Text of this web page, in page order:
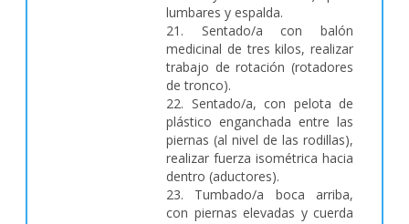
lumbares y espalda.
21. Sentado/a con balón
medicinal de tres kilos, realizar
trabajo de rotación (rotadores
de tronco).
22. Sentado/a, con pelota de
plástico enganchada entre las
piernas (al nivel de las rodillas),
realizar fuerza isométrica hacia
dentro (aductores).
23. Tumbado/a boca arriba,
con piernas elevadas y cuerda